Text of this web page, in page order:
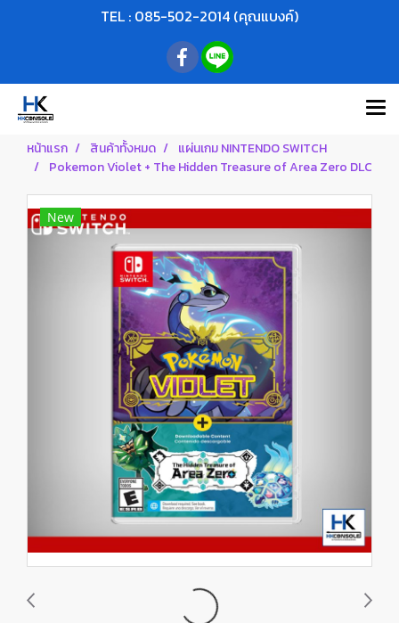
TEL : 085-502-2014 (คุณแบงค์)
หน้าแรก สินค้าทั้งหมด
แผ่นเกม NINTENDO SWITCH
Pokemon Violet + The Hidden Treasure of Area Zero DLC
New